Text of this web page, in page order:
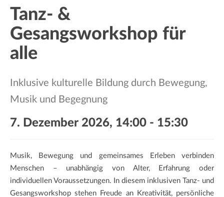
i
Tanz- &
Gesangsworkshop für
alle
Inklusive kulturelle Bildung durch Bewegung,
Musik und Begegnung
7. Dezember 2026, 14:00 - 15:30
Musik, Bewegung und gemeinsames Erleben verbinden
Menschen – unabhängig von Alter, Erfahrung oder
individuellen Voraussetzungen. In diesem inklusiven Tanz- und
Gesangsworkshop stehen Freude an Kreativität, persönliche